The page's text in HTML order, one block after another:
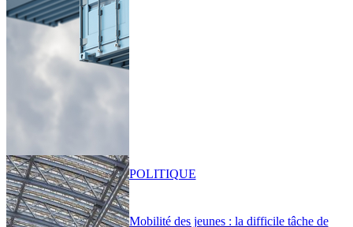
Mobilité des jeunes : la difficile tâche de
POLITIQUE